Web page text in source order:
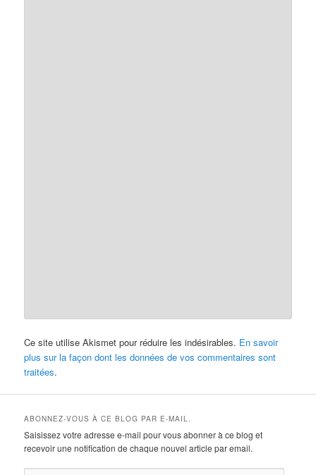
Ce site utilise Akismet pour réduire les indésirables. En savoir
plus sur la façon dont les données de vos commentaires sont
traitées.
ABONNEZ-VOUS À CE BLOG PAR E-MAIL.
Saisissez votre adresse e-mail pour vous abonner à ce blog et
recevoir une notification de chaque nouvel article par email.